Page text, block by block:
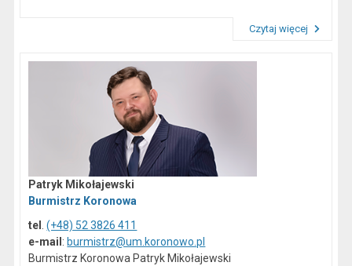
Czytaj więcej
Patryk Mikołajewski
Burmistrz Koronowa
tel
.(+48) 52 3826 411
e-mail : burmistrz@um.koronowo.pl
Burmistrz Koronowa Patryk Mikołajewski